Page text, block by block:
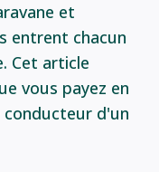
et
entrent chacun
Cet article
vous payez en
d'un